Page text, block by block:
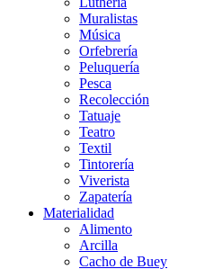
Muralistas
Música
Orfebrería
Peluquería
Pesca
Recolección
Tatuaje
Teatro
Textil
Tintorería
Viverista
Zapatería
Materialidad
Alimento
Arcilla
Cacho de Buey